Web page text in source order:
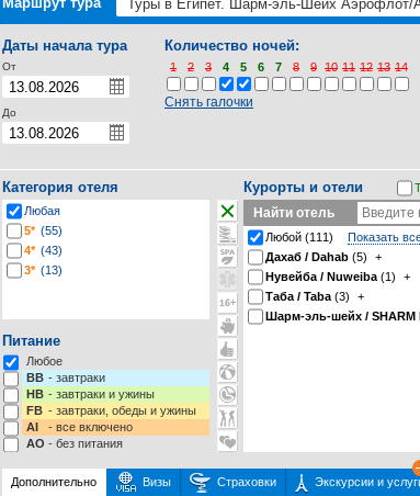
Даты начала тура
От
До
Количество ночей:
1 2 3 4 5 6 7 8 9 10 11 12 13 14
Снять галочки
Категория отеля
Любая
5* (55)
4* (43)
3* (13)
Питание
Любое
BB - завтраки
HB - завтраки и ужины
FB - завтраки, обеды и ужины
AI
- все включено
AO - без питания
Курорты и отели
Найти отель
Любой (111)
Показать
Дахаб / Dahab (5)
+
Нувейба / Nuweiba (1)
+
Таба / Taba (3)
+
Шарм-эль-шейх / SHARM
Дополнительно Визы Страховки Экскурсии и